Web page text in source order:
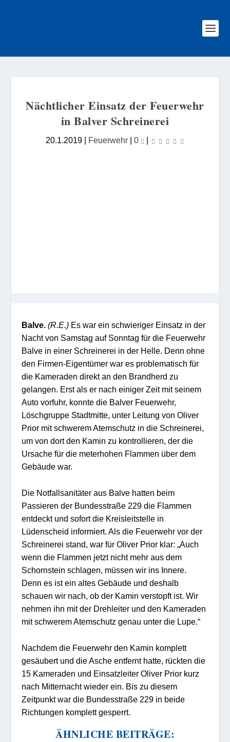
Nächtlicher Einsatz der Feuerwehr
in Balver Schreinerei
20.1.2019 | Feuerwehr | 0 |
Balve. (R.E.) Es war ein schwieriger Einsatz in der
Nacht von Samstag auf Sonntag für die Feuerwehr
Balve in einer Schreinerei in der Helle. Denn ohne
den Firmen-Eigentümer war es problematisch für
die Kameraden direkt an den Brandherd zu
gelangen. Erst als er nach einiger Zeit mit seinem
Auto vorfuhr, konnte die Balver Feuerwehr,
Löschgruppe Stadtmitte, unter Leitung von Oliver
Prior mit schwerem Atemschutz in die Schreinerei,
um von dort den Kamin zu kontrollieren, der die
Ursache für die meterhohen Flammen über dem
Gebäude war.
Die Notfallsanitäter aus Balve hatten beim
Passieren der Bundesstraße 229 die Flammen
entdeckt und sofort die Kreisleitstelle in
Lüdenscheid informiert. Als die Feuerwehr vor der
Schreinerei stand, war für Oliver Prior klar: „Auch
wenn die Flammen jetzt nicht mehr aus dem
Schornstein schlagen, müssen wir ins Innere.
Denn es ist ein altes Gebäude und deshalb
schauen wir nach, ob der Kamin verstopft ist. Wir
nehmen ihn mit der Drehleiter und den Kameraden
mit schwerem Atemschutz genau unter die Lupe.“
Nachdem die Feuerwehr den Kamin komplett
gesäubert und die Asche entfernt hatte, rückten die
15 Kameraden und Einsatzleiter Oliver Prior kurz
nach Mitternacht wieder ein. Bis zu diesem
Zeitpunkt war die Bundesstraße 229 in beide
Richtungen komplett gesperrt.
ÄHNLICHE BEITRÄGE: